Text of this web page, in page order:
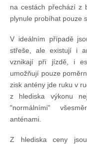
na cestách přechází z
plynule probíhat pouze
V ideálním případě
střeše, ale existují i
vznikají při jízdě, i
umožňují pouze
zisk antény jde ruku v
z hlediska výkonu
"normálními"
anténami.
Z hlediska ceny